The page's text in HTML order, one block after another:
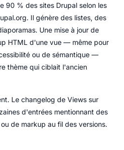
90 % des sites Drupal selon les
Il génère des listes, des
Une mise à jour de
HTML d'une vue — même pour
ou de sémantique —
thème qui ciblait l'ancien
Le changelog de Views sur
d'entrées mentionnant des
de markup au fil des versions.